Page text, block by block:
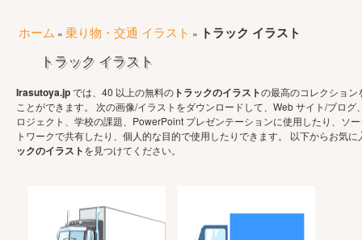
ホーム » 乗り物・交通 イラスト » トラック イラスト
トラック イラスト
Irasutoya.jpでは、40 以上の無料の トラックのイラストの最高のコレクション
ことができます。 次の画像/イラストをダウンロードして、Web サイト/ブログ
ロジェクト、学校の課題、PowerPoint プレゼンテーションに使用したり、ソ
トワークで共有したり、個人的な目的で使用したりできます。 以下からお気に
ックのイラストを見つけてください。